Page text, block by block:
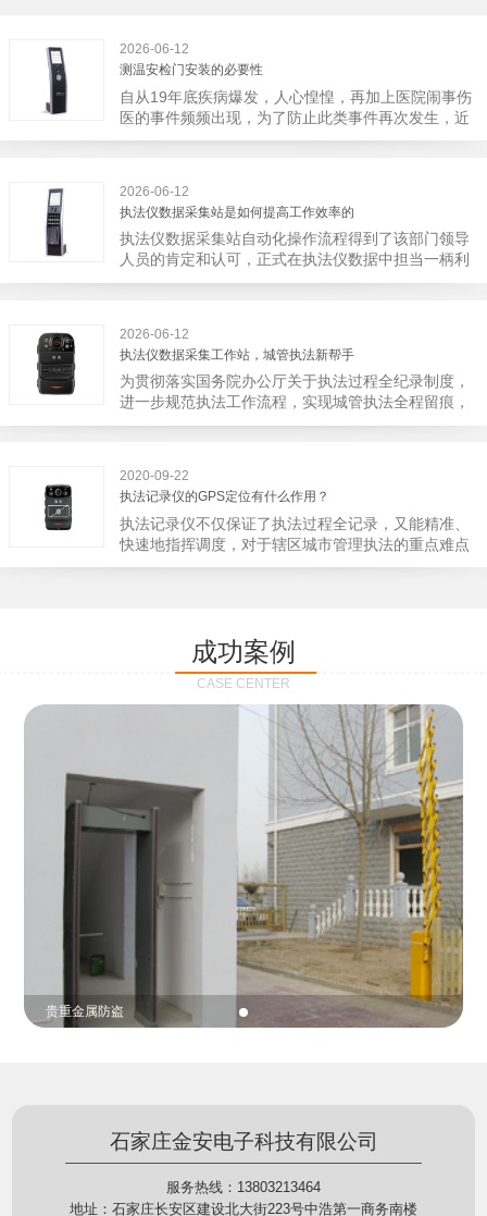
2026-06-12
测温安检门安装的必要性
自从19年底疾病爆发，人心惶惶，再加上医院闹事伤
医的事件频频出现，为了防止此类事件再次发生，近
日，广西南宁市卫建委发出通知，要求当地市属各三
大体只有两个，其一，安装安检门是否会激化矛盾。
其二，安装安检门可以防范于未然。1月6号当天，南
宁市第二医院刚试行安检的首日，检查出10多把各类
刀具和一把管制类刀具。近来伤医事件屡屡发生，安
装安检门可以缓解医生安全感不足的问题，同时安检
2026-06-12
执法仪数据采集站是如何提高工作效率的
执法仪数据采集站自动化操作流程得到了该部门领导
人员的肯定和认可，正式在执法仪数据中担当一柄利
剑。 执法仪数据采集站对于执法仪数据资料的管理
备能自动读取目标对象，并同步到采集站中，此外设
备具有断点续传的功能，如果碰到网络故障，可以从
已经上传或下载的部分开始继续上传下载未完成的部
分，而没有必要从头开始上传下载，能节省时间，提
高速度。再者待数据传输完毕之后，执法仪数据采集
下次直接使用，提高执法仪数据效率。执法仪数据采
集站还具有强大的数据存储管理系统，后台统计不同
上传时段、不同重要级别的数据，将统计结果以图表
或者报表的形式呈现；设备设置有用户操作权限管
理，自动将用户警员编号与执法仪编号绑定，保障数
据的合法性，同时系统可设置每个警员的权限，明确
2026-06-12
执法仪数据采集工作站，城管执法新帮手
为贯彻落实国务院办公厅关于执法过程全纪录制度，
进一步规范执法工作流程，实现城管执法全程留痕，
深入推进执法队伍规范化建设，给城管执法工作添加
止了双方矛盾的发生。现在有了执法仪数据采集工作
站，执法队员的担忧便得到有效的解决。每个采集工
作站可支持多台执法记录仪设备同时上传数据，队员
当天使用当天上传，通过数据线接入到采集工作站，
它会自动读取所有的视频、音频、图片、日志等信
作站也能自动为执法记录仪充充电、校校时，做执法
记录仪的贴心小"保姆"。随着群众法律意识的逐步提
高，行政执法行为更加"阳光、透明"，通过工作站可
以随时调取证据视频，精准查阅现场资料，直戳了当
的展示给行政相对人看，有效的减少了行政相对人对
城管执法行为的误解，树立了执法的公信力。
2020-09-22
执法记录仪的GPS定位有什么作用？
执法记录仪不仅保证了执法过程全记录，又能精准、
快速地指挥调度，对于辖区城市管理执法的重点难点
也能一目了然，在城市管理工作信息化中发挥着重要
定位模块，可通过移动网络将位置信息实时发送到监
控中心，在平台的电子地图上显示出设备的具体位
置，实时查看执法人员到岗情况及根据执法环境迅速
调配周边执法人员。同时，内置NFC芯片，可支持身
份证查验等拓展功能，在实战中发挥着重要的作用，
能广泛应用于交警公安执法、卫生监督、城管执法、
海关执法、路政、质量监督、林业园林、消防、质量
监督、公路铁路等各个领域。
成功案例
CASE CENTER
贵重金属防盗
石家庄金安电子科技有限公司
服务热线：13803213464
地址：石家庄长安区建设北大街223号中浩第一商务南楼